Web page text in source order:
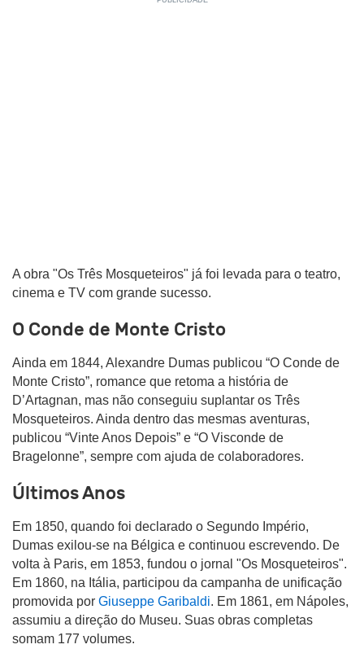
A obra "Os Três Mosqueteiros" já foi levada para o teatro,
cinema e TV com grande sucesso.
O Conde de Monte Cristo
Ainda em 1844, Alexandre Dumas publicou “O Conde de
Monte Cristo”, romance que retoma a história de
D’Artagnan, mas não conseguiu suplantar os Três
Mosqueteiros. Ainda dentro das mesmas aventuras,
publicou “Vinte Anos Depois” e “O Visconde de
Bragelonne”, sempre com ajuda de colaboradores.
Últimos Anos
Em 1850, quando foi declarado o Segundo Império,
Dumas exilou-se na Bélgica e continuou escrevendo. De
volta à Paris, em 1853, fundou o jornal "Os Mosqueteiros".
Em 1860, na Itália, participou da campanha de unificação
promovida por Giuseppe Garibaldi. Em 1861, em Nápoles,
assumiu a direção do Museu. Suas obras completas
somam 177 volumes.